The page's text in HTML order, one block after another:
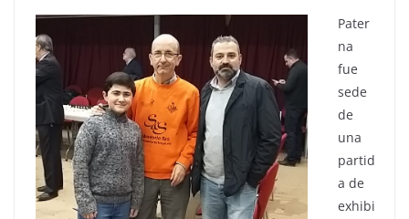
Pater
na
fue
sede
de
una
partid
a de
exhibi